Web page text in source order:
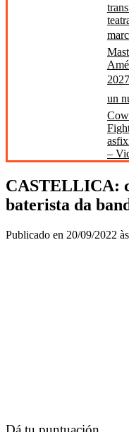
un
–
CASTELLICA:
baterista da
Publicado en 20/09/2022